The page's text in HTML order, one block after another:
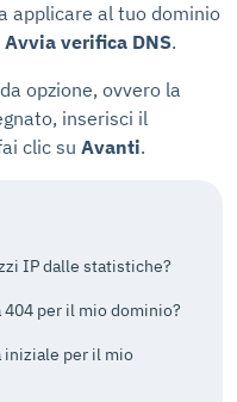
applicare al tuo dominio
Avvia verifica DNS.
opzione, ovvero la
inserisci il
clic su Avanti.
IP dalle statistiche?
404 per il mio dominio?
iniziale per il mio